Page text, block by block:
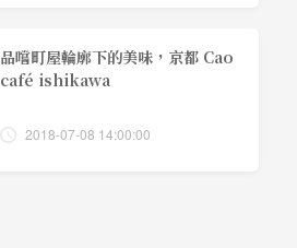
品嚐町屋輪廓下的美味，京都 Cao
café ishikawa
2018-07-08 14:00:00